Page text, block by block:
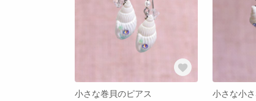
小さな巻貝のピアス 小さな小